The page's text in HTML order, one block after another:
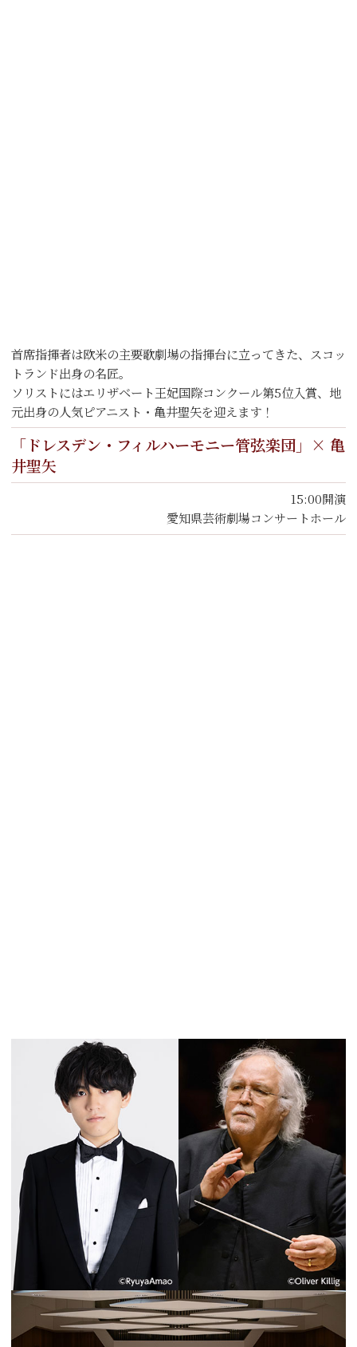
首席指揮者は欧米の主要歌劇場の指揮台に立ってきた、スコッ
トランド出身の名匠。
ソリストにはエリザベート王妃国際コンクール第5位入賞、地
元出身の人気ピアニスト・亀井聖矢を迎えます！
「ドレスデン・フィルハーモニー管弦楽団」× 亀
井聖矢
15:00開演
愛知県芸術劇場コンサートホール